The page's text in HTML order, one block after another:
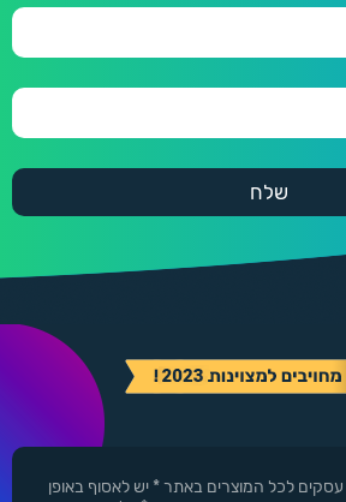
הכנה - עד 7 ימי עסקים לכל המוצרים באתר * יש לאסוף באופן